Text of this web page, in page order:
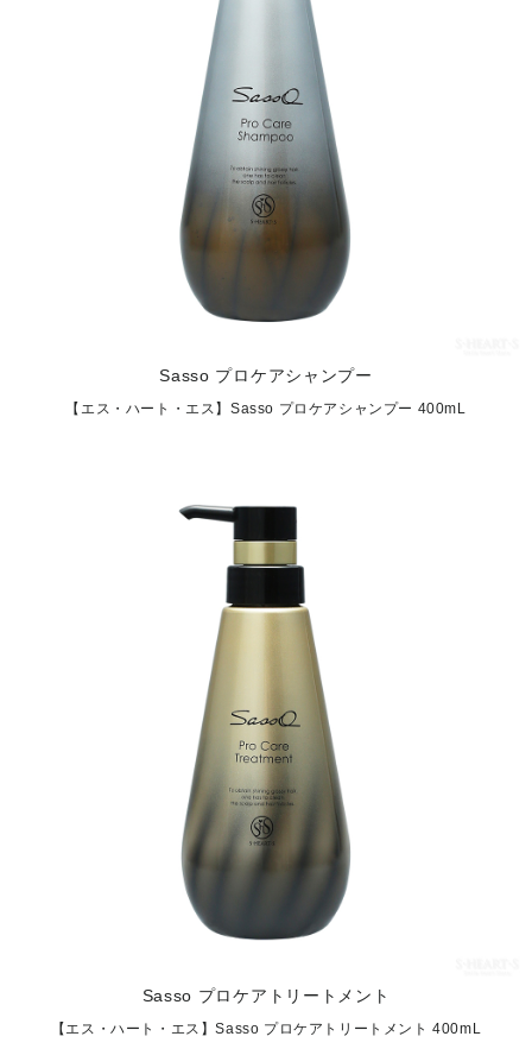
Sasso プロケアシャンプー
【エス・ハート・エス】Sasso プロケアシャンプー 400mL
Sasso プロケアトリートメント
【エス・ハート・エス】Sasso プロケアトリートメント 400mL